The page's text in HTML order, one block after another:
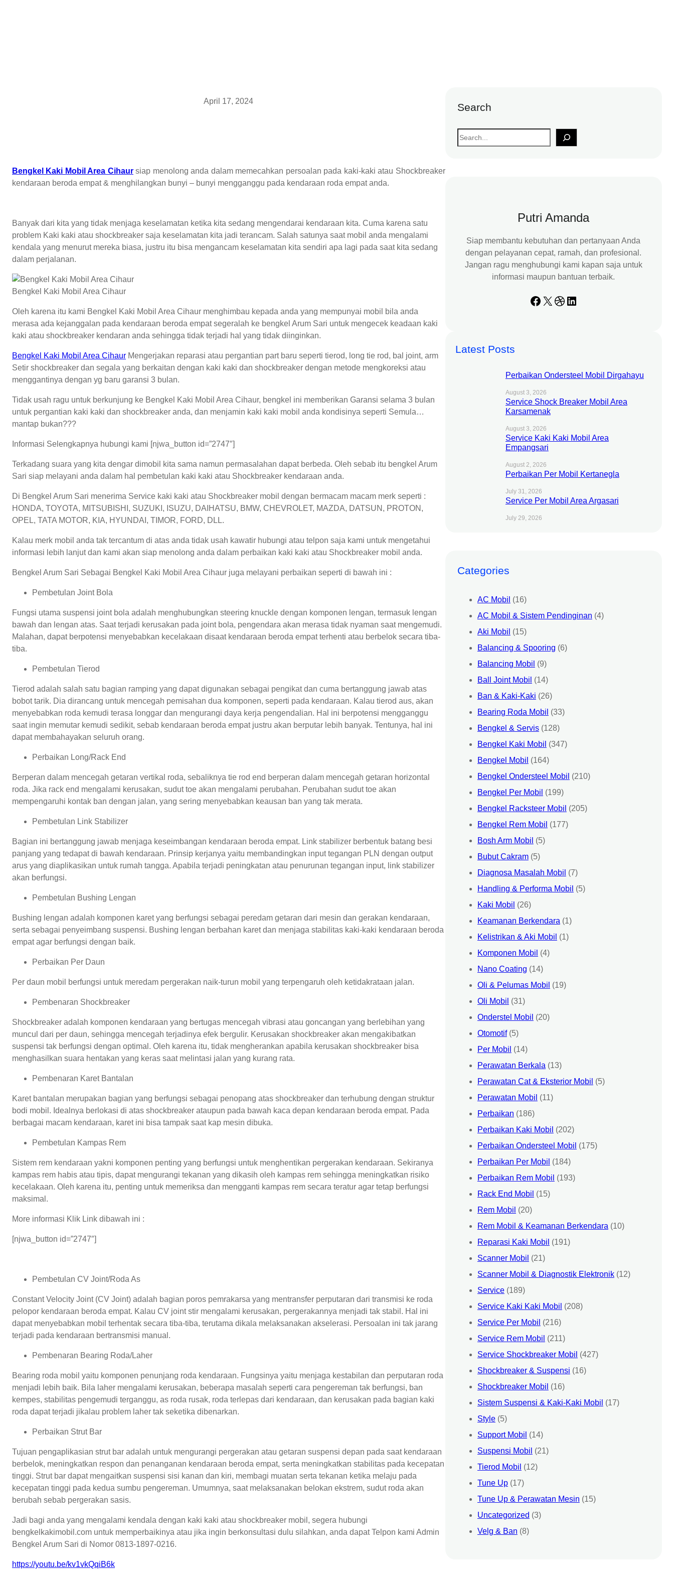
April 17, 2024
Bengkel Kaki Mobil Area Cihaursiap menolong anda dalam memecahkan persoalan pada kaki-kaki atau Shockbreaker
kendaraan beroda empat & menghilangkan bunyi – bunyi mengganggu pada kendaraan roda empat anda.
Banyak dari kita yang tidak menjaga keselamatan ketika kita sedang mengendarai kendaraan kita. Cuma karena satu
problem Kaki kaki atau shockbreaker saja keselamatan kita jadi terancam. Salah satunya saat mobil anda mengalami
kendala yang menurut mereka biasa, justru itu bisa mengancam keselamatan kita sendiri apa lagi pada saat kita sedang
dalam perjalanan.
Bengkel Kaki Mobil Area Cihaur
Oleh karena itu kami Bengkel Kaki Mobil Area Cihaur menghimbau kepada anda yang mempunyai mobil bila anda
merasa ada kejanggalan pada kendaraan beroda empat segeralah ke bengkel Arum Sari untuk mengecek keadaan kaki
kaki atau shockbreaker kendaran anda sehingga tidak terjadi hal yang tidak diinginkan.
Bengkel Kaki Mobil Area Cihaur Mengerjakan reparasi atau pergantian part baru seperti tierod, long tie rod, bal joint, arm
Setir shockbreaker dan segala yang berkaitan dengan kaki kaki dan shockbreaker dengan metode mengkoreksi atau
menggantinya dengan yg baru garansi 3 bulan.
Tidak usah ragu untuk berkunjung ke Bengkel Kaki Mobil Area Cihaur, bengkel ini memberikan Garansi selama 3 bulan
untuk pergantian kaki kaki dan shockbreaker anda, dan menjamin kaki kaki mobil anda kondisinya seperti Semula…
mantap bukan???
Informasi Selengkapnya hubungi kami [njwa_button id=”2747″]
Terkadang suara yang kita dengar dimobil kita sama namun permasalahan dapat berbeda. Oleh sebab itu bengkel Arum
Sari siap melayani anda dalam hal pembetulan kaki kaki atau Shockbreaker kendaraan anda.
Di Bengkel Arum Sari menerima Service kaki kaki atau Shockbreaker mobil dengan bermacam macam merk seperti :
HONDA, TOYOTA, MITSUBISHI, SUZUKI, ISUZU, DAIHATSU, BMW, CHEVROLET, MAZDA, DATSUN, PROTON,
OPEL, TATA MOTOR, KIA, HYUNDAI, TIMOR, FORD, DLL.
Kalau merk mobil anda tak tercantum di atas anda tidak usah kawatir hubungi atau telpon saja kami untuk mengetahui
informasi lebih lanjut dan kami akan siap menolong anda dalam perbaikan kaki kaki atau Shockbreaker mobil anda.
Bengkel Arum Sari Sebagai Bengkel Kaki Mobil Area Cihaur juga melayani perbaikan seperti di bawah ini :
Pembetulan Joint Bola
Fungsi utama suspensi joint bola adalah menghubungkan steering knuckle dengan komponen lengan, termasuk lengan
bawah dan lengan atas. Saat terjadi kerusakan pada joint bola, pengendara akan merasa tidak nyaman saat mengemudi.
Malahan, dapat berpotensi menyebabkan kecelakaan disaat kendaraan beroda empat terhenti atau berbelok secara tiba-
tiba.
Pembetulan Tierod
Tierod adalah salah satu bagian ramping yang dapat digunakan sebagai pengikat dan cuma bertanggung jawab atas
bobot tarik. Dia dirancang untuk mencegah pemisahan dua komponen, seperti pada kendaraan. Kalau tierod aus, akan
menyebabkan roda kemudi terasa longgar dan mengurangi daya kerja pengendalian. Hal ini berpotensi mengganggu
saat ingin memutar kemudi sedikit, sebab kendaraan beroda empat justru akan berputar lebih banyak. Tentunya, hal ini
dapat membahayakan seluruh orang.
Perbaikan Long/Rack End
Berperan dalam mencegah getaran vertikal roda, sebaliknya tie rod end berperan dalam mencegah getaran horizontal
roda. Jika rack end mengalami kerusakan, sudut toe akan mengalami perubahan. Perubahan sudut toe akan
mempengaruhi kontak ban dengan jalan, yang sering menyebabkan keausan ban yang tak merata.
Pembetulan Link Stabilizer
Bagian ini bertanggung jawab menjaga keseimbangan kendaraan beroda empat. Link stabilizer berbentuk batang besi
panjang yang tedapat di bawah kendaraan. Prinsip kerjanya yaitu membandingkan input tegangan PLN dengan output
arus yang diaplikasikan untuk rumah tangga. Apabila terjadi peningkatan atau penurunan tegangan input, link stabilizer
akan berfungsi.
Pembetulan Bushing Lengan
Bushing lengan adalah komponen karet yang berfungsi sebagai peredam getaran dari mesin dan gerakan kendaraan,
serta sebagai penyeimbang suspensi. Bushing lengan berbahan karet dan menjaga stabilitas kaki-kaki kendaraan beroda
empat agar berfungsi dengan baik.
Perbaikan Per Daun
Per daun mobil berfungsi untuk meredam pergerakan naik-turun mobil yang terpengaruh oleh ketidakrataan jalan.
Pembenaran Shockbreaker
Shockbreaker adalah komponen kendaraan yang bertugas mencegah vibrasi atau goncangan yang berlebihan yang
muncul dari per daun, sehingga mencegah terjadinya efek bergulir. Kerusakan shockbreaker akan mengakibatkan
suspensi tak berfungsi dengan optimal. Oleh karena itu, tidak mengherankan apabila kerusakan shockbreaker bisa
menghasilkan suara hentakan yang keras saat melintasi jalan yang kurang rata.
Pembenaran Karet Bantalan
Karet bantalan merupakan bagian yang berfungsi sebagai penopang atas shockbreaker dan terhubung dengan struktur
bodi mobil. Idealnya berlokasi di atas shockbreaker ataupun pada bawah kaca depan kendaraan beroda empat. Pada
berbagai macam kendaraan, karet ini bisa tampak saat kap mesin dibuka.
Pembetulan Kampas Rem
Sistem rem kendaraan yakni komponen penting yang berfungsi untuk menghentikan pergerakan kendaraan. Sekiranya
kampas rem habis atau tipis, dapat mengurangi tekanan yang dikasih oleh kampas rem sehingga meningkatkan risiko
kecelakaan. Oleh karena itu, penting untuk memeriksa dan mengganti kampas rem secara teratur agar tetap berfungsi
maksimal.
More informasi Klik Link dibawah ini :
[njwa_button id=”2747″]
Pembetulan CV Joint/Roda As
Constant Velocity Joint (CV Joint) adalah bagian poros pemrakarsa yang mentransfer perputaran dari transmisi ke roda
pelopor kendaraan beroda empat. Kalau CV joint stir mengalami kerusakan, pergerakannya menjadi tak stabil. Hal ini
dapat menyebabkan mobil terhentak secara tiba-tiba, terutama dikala melaksanakan akselerasi. Persoalan ini tak jarang
terjadi pada kendaraan bertransmisi manual.
Pembenaran Bearing Roda/Laher
Bearing roda mobil yaitu komponen penunjang roda kendaraan. Fungsinya yaitu menjaga kestabilan dan perputaran roda
menjadi lebih baik. Bila laher mengalami kerusakan, beberapa masalah seperti cara pengereman tak berfungsi, ban
kempes, stabilitas pengemudi terganggu, as roda rusak, roda terlepas dari kendaraan, dan kerusakan pada bagian kaki
roda dapat terjadi jikalau problem laher tak seketika dibenarkan.
Perbaikan Strut Bar
Tujuan pengaplikasian strut bar adalah untuk mengurangi pergerakan atau getaran suspensi depan pada saat kendaraan
berbelok, meningkatkan respon dan penanganan kendaraan beroda empat, serta meningkatkan stabilitas pada kecepatan
tinggi. Strut bar dapat mengaitkan suspensi sisi kanan dan kiri, membagi muatan serta tekanan ketika melaju pada
kecepatan tinggi pada kedua sumbu pengereman. Umumnya, saat melaksanakan belokan ekstrem, sudut roda akan
berubah sebab pergerakan sasis.
Jadi bagi anda yang mengalami kendala dengan kaki kaki atau shockbreaker mobil, segera hubungi
bengkelkakimobil.com untuk memperbaikinya atau jika ingin berkonsultasi dulu silahkan, anda dapat Telpon kami Admin
Bengkel Arum Sari di Nomor 0813-1897-0216.
https://youtu.be/kv1vkQqiB6k
Search
S
e
Putri Amanda
Siap membantu kebutuhan dan pertanyaan Anda
dengan pelayanan cepat, ramah, dan profesional.
Jangan ragu menghubungi kami kapan saja untuk
informasi maupun bantuan terbaik.
Facebook X Dribbble LinkedIn
Latest Posts
Perbaikan Ondersteel Mobil Dirgahayu
August 3, 2026
Service Shock Breaker Mobil Area
Karsamenak
August 3, 2026
Service Kaki Kaki Mobil Area
Empangsari
August 2, 2026
Perbaikan Per Mobil Kertanegla
July 31, 2026
Service Per Mobil Area Argasari
July 29, 2026
Categories
AC Mobil (16)
AC Mobil & Sistem Pendinginan (4)
Aki Mobil (15)
Balancing & Spooring (6)
Balancing Mobil (9)
Ball Joint Mobil (14)
Ban & Kaki-Kaki (26)
Bearing Roda Mobil (33)
Bengkel & Servis(128)
Bengkel Kaki Mobil (347)
Bengkel Mobil (164)
Bengkel Ondersteel Mobil (210)
Bengkel Per Mobil (199)
Bengkel Racksteer Mobil (205)
Bengkel Rem Mobil (177)
Bosh Arm Mobil (5)
Bubut Cakram(5)
Diagnosa Masalah Mobil (7)
Handling & Performa Mobil (5)
Kaki Mobil (26)
Keamanan Berkendara (1)
Kelistrikan & Aki Mobil (1)
Komponen Mobil (4)
Nano Coating (14)
Oli & Pelumas Mobil (19)
Oli Mobil (31)
Onderstel Mobil (20)
Otomotif(5)
Per Mobil (14)
Perawatan Berkala (13)
Perawatan Cat & Eksterior Mobil (5)
Perawatan Mobil (11)
Perbaikan (186)
Perbaikan Kaki Mobil (202)
Perbaikan Ondersteel Mobil (175)
Perbaikan Per Mobil (184)
Perbaikan Rem Mobil (193)
Rack End Mobil (15)
Rem Mobil (20)
Rem Mobil & Keamanan Berkendara (10)
Reparasi Kaki Mobil (191)
Scanner Mobil (21)
Scanner Mobil & Diagnostik Elektronik(12)
Service(189)
Service Kaki Kaki Mobil (208)
Service Per Mobil (216)
Service Rem Mobil (211)
Service Shockbreaker Mobil (427)
Shockbreaker & Suspensi (16)
Shockbreaker Mobil (16)
Sistem Suspensi & Kaki-Kaki Mobil (17)
Style(5)
Support Mobil (14)
Suspensi Mobil (21)
Tierod Mobil (12)
Tune Up(17)
Tune Up & Perawatan Mesin (15)
Uncategorized (3)
Velg & Ban (8)